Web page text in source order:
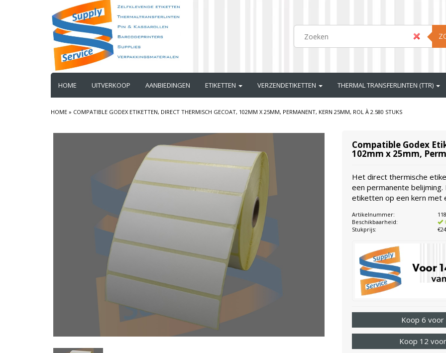
HOME UITVERKOOP AANBIEDINGEN ETIKETTEN VERZENDETIKETTEN THERMAL TRANSFERLINTEN (TTR)
HOME » COMPATIBLE GODEX ETIKETTEN, DIRECT THERMISCH GECOAT, 102MM X 25MM, PERMANENT, KERN 25MM, ROL À 2.580 STUKS
Compatible Godex
102mm x 25mm,
Het direct thermische
een permanente
etiketten op een kern met
Artikelnummer:
Beschikbaarheid:
Stukprijs:
Koop 6
Koop 12